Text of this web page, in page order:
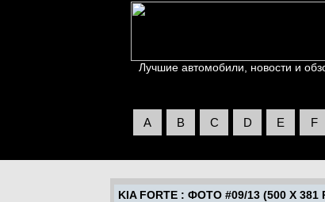
Лучшие автомобили, новости и
A B C D E F
KIA FORTE: ФОТО #09/13 (500 X 381